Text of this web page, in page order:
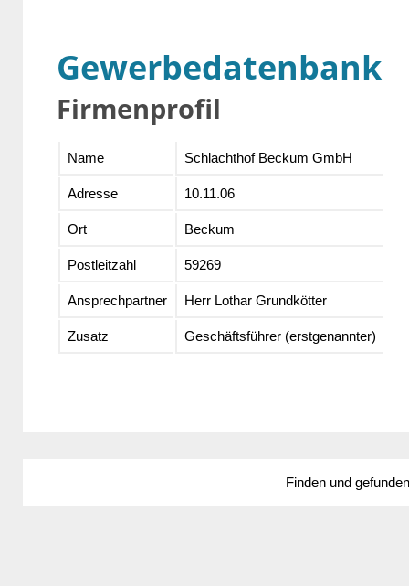
Gewerbedatenbank
Firmenprofil
Name Schlachthof Beckum GmbH
Adresse 10.11.06
Ort Beckum
Postleitzahl 59269
Ansprechpartner Herr Lothar Grundkötter
Zusatz Geschäftsführer (erstgenannter)
Finden und